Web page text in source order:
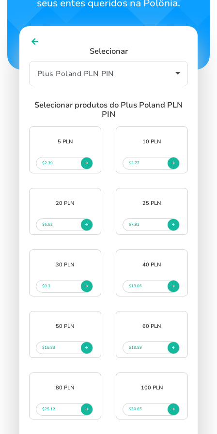
seus entes queridos na Polônia.
Selecionar
Selecionar produtos do Plus Poland PLN
PIN
5 PLN
$2.39
10 PLN
$3.77
20 PLN
$6.53
25 PLN
$7.92
30 PLN
$9.3
40 PLN
$13.06
50 PLN
$15.83
60 PLN
$18.59
80 PLN
$25.12
100 PLN
$30.65